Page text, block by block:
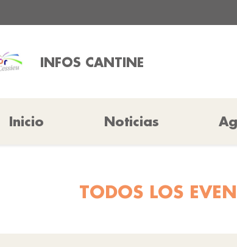
INFOS CANTINE
Inicio Noticias
TODOS LOS